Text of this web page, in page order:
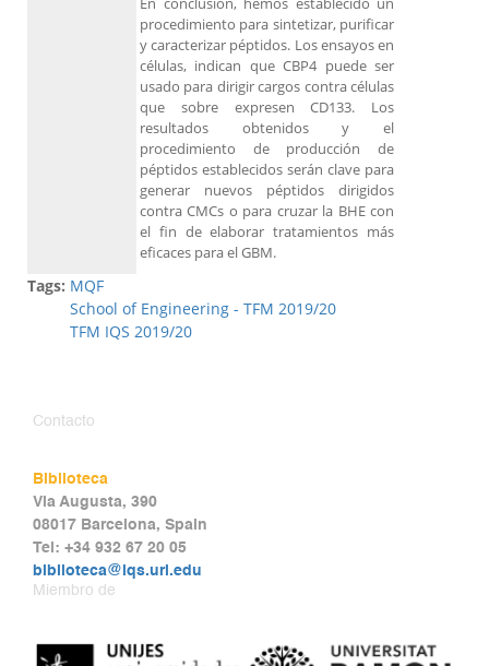
procedimiento para sintetizar, purificar
y caracterizar péptidos. Los ensayos en
células, indican que CBP4 puede ser
usado para dirigir cargos contra células
que sobre expresen CD133. Los
resultados obtenidos y el
procedimiento de producción de
péptidos establecidos serán clave para
generar nuevos péptidos dirigidos
contra CMCs o para cruzar la BHE con
el fin de elaborar tratamientos más
eficaces para el GBM.
Tags: MQF
School of Engineering - TFM 2019/20
TFM IQS 2019/20
Contacto
Biblioteca
Via Augusta, 390
08017 Barcelona, Spain
Tel: +34 932 67 20 05
biblioteca@iqs.url.edu
Miembro de